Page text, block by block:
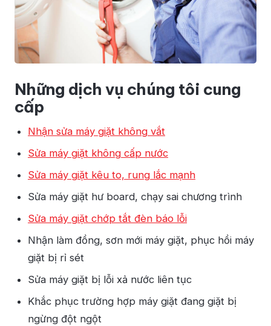
Những dịch vụ chúng tôi cung
cấp
Nhận sửa máy giặt không vắt
Sửa máy giặt không cấp nước
Sửa máy giặt kêu to, rung lắc mạnh
Sửa máy giặt hư board, chạy sai chương trình
Sửa máy giặt chớp tắt đèn báo lỗi
Nhận làm đồng, sơn mới máy giặt, phục hồi máy
giặt bị rỉ sét
Sửa máy giặt bị lỗi xả nước liên tục
Khắc phục trường hợp máy giặt đang giặt bị
ngừng đột ngột